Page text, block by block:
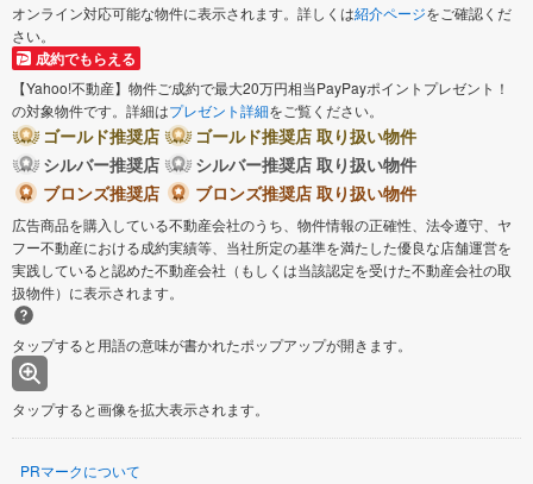
オンライン対応可能な物件に表示されます。詳しくは紹介ページをご確認くだ
さい。
成約でもらえる
【Yahoo!不動産】物件ご成約で最大20万円相当PayPayポイントプレゼント！
の対象物件です。詳細はプレゼント詳細をご覧ください。
ゴールド推奨店
ゴールド推奨店 取り扱い物件
シルバー推奨店
シルバー推奨店 取り扱い物件
ブロンズ推奨店
ブロンズ推奨店 取り扱い物件
広告商品を購入している不動産会社のうち、物件情報の正確性、法令遵守、ヤ
フー不動産における成約実績等、当社所定の基準を満たした優良な店舗運営を
実践していると認めた不動産会社（もしくは当該認定を受けた不動産会社の取
扱物件）に表示されます。
タップすると用語の意味が書かれたポップアップが開きます。
タップすると画像を拡大表示されます。
PRマークについて